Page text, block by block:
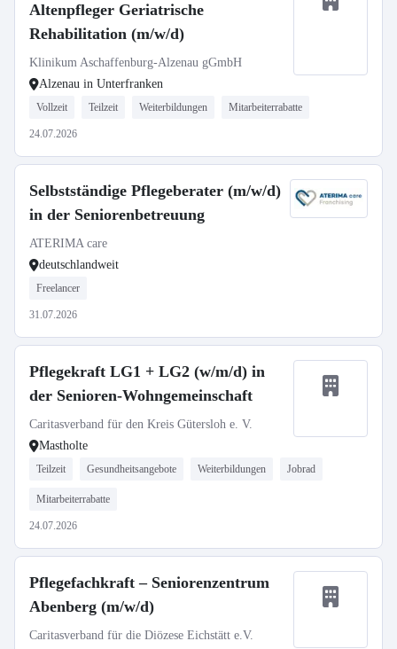
Altenpfleger Geriatrische
Rehabilitation (m/w/d)
Klinikum Aschaffenburg-Alzenau gGmbH
Alzenau in Unterfranken
Vollzeit Teilzeit Weiterbildungen Mitarbeiterrabatte
24.07.2026
Selbstständige Pflegeberater (m/w/d)
in der Seniorenbetreuung
ATERIMA care
deutschlandweit
Freelancer
31.07.2026
Pflegekraft LG1 + LG2 (w/m/d) in
der Senioren-Wohngemeinschaft
Caritasverband für den Kreis Gütersloh e. V.
Mastholte
Teilzeit Gesundheitsangebote Weiterbildungen Jobrad
Mitarbeiterrabatte
24.07.2026
Pflegefachkraft – Seniorenzentrum
Abenberg (m/w/d)
Caritasverband für die Diözese Eichstätt e.V.